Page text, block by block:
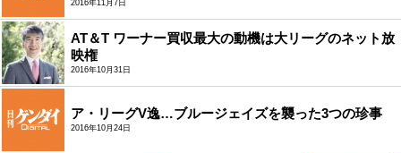
2016年11月7日
AT＆T ワーナー買収最大の動機は大リーグのネット放
映権
2016年10月31日
ア・リーグV逸…ブルージェイズを襲った3つの珍事
2016年10月24日